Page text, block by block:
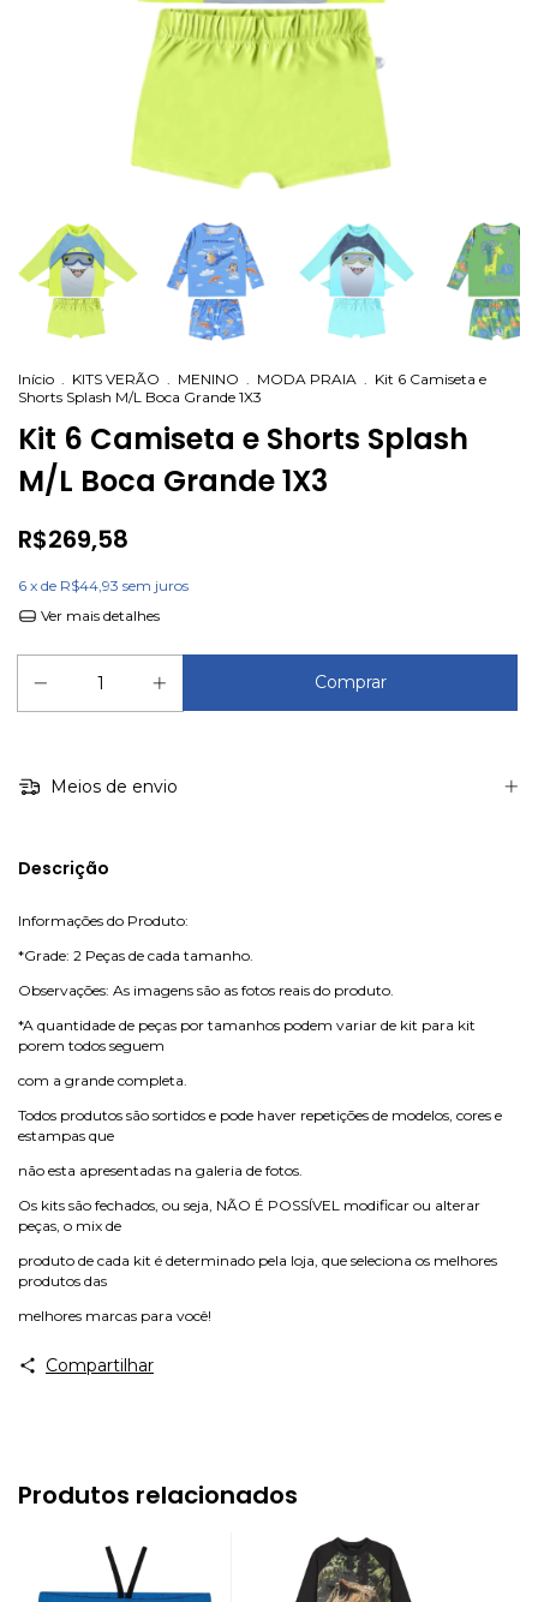
Início . KITS VERÃO . MENINO . MODA PRAIA . Kit 6 Camiseta e
Shorts Splash M/L Boca Grande 1X3
Kit 6 Camiseta e Shorts Splash
M/L Boca Grande 1X3
R$269,58
6 x de R$44,93 sem juros
Ver mais detalhes
Meios de envio
Descrição
Informações do Produto:
*Grade: 2 Peças de cada tamanho.
Observações: As imagens são as fotos reais do produto.
*A quantidade de peças por tamanhos podem variar de kit para kit
porem todos seguem
com a grande completa.
Todos produtos são sortidos e pode haver repetições de modelos, cores e
estampas que
não esta apresentadas na galeria de fotos.
Os kits são fechados, ou seja, NÃO É POSSÍVEL modificar ou alterar
peças, o mix de
produto de cada kit é determinado pela loja, que seleciona os melhores
produtos das
melhores marcas para você!
Compartilhar
Produtos relacionados